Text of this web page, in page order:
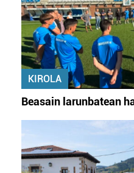
KIROLA
Beasain larunbatean